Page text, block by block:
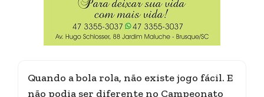
Quando a bola rola, não existe jogo fácil. E
não podia ser diferente no Campeonato